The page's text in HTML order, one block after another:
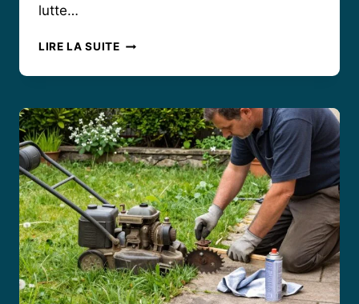
lutte…
LIRE LA SUITESTOPPER
CHENILLE
SUR
LES
TOMATES
:
TOUTES
LES
ASTUCES
NATURELLES
POUR
PROTÉGER
VOTRE
POTAGER